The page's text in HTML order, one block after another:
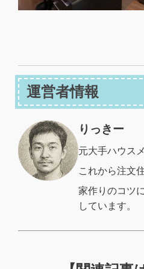
運営者情報
りっきー
元大手ハウス
これから注文
家作りのコツ
しています。